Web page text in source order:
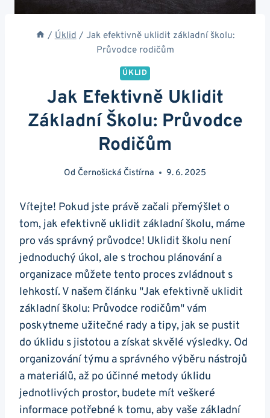
/ Úklid / Jak efektivně uklidit základní školu:
Průvodce rodičům
ÚKLID
Jak Efektivně Uklidit
Základní Školu: Průvodce
Rodičům
Od Černošická Čistírna 9. 6. 2025
Vítejte! Pokud jste právě začali přemýšlet o
tom, jak efektivně uklidit základní školu, máme
pro vás správný průvodce! Uklidit školu není
jednoduchý úkol, ale s trochou plánování a
organizace můžete tento proces zvládnout s
lehkostí. V našem článku "Jak efektivně uklidit
základní školu: Průvodce rodičům" vám
poskytneme užitečné rady a tipy, jak se pustit
do úklidu s jistotou a získat skvělé výsledky. Od
organizování týmu a správného výběru nástrojů
a materiálů, až po účinné metody úklidu
jednotlivých prostor, budete mít veškeré
informace potřebné k tomu, aby vaše základní